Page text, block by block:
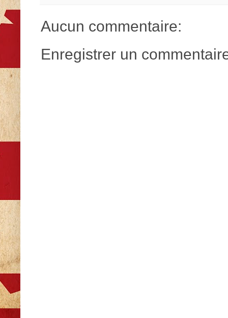
Aucun commentaire:
Enregistrer un